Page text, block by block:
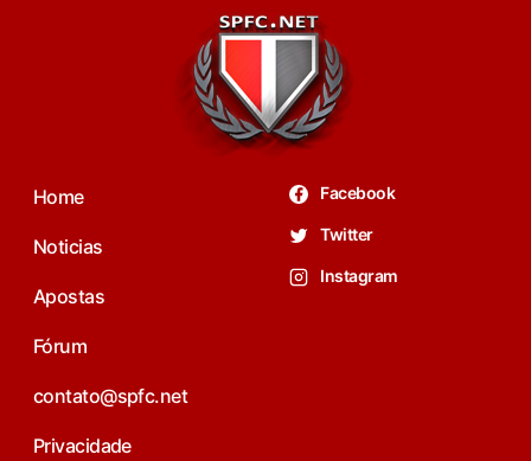
Home
Noticias
Apostas
Fórum
contato@spfc.net
Privacidade
Facebook
Twitter
Instagram